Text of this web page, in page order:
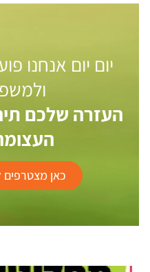
יום יום אנחנו
העזרה שלכם
כאן מצטרפים